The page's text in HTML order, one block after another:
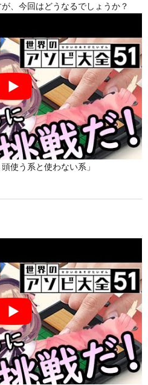
、今回はどうなるでしょうか？
使う系と使わない系」